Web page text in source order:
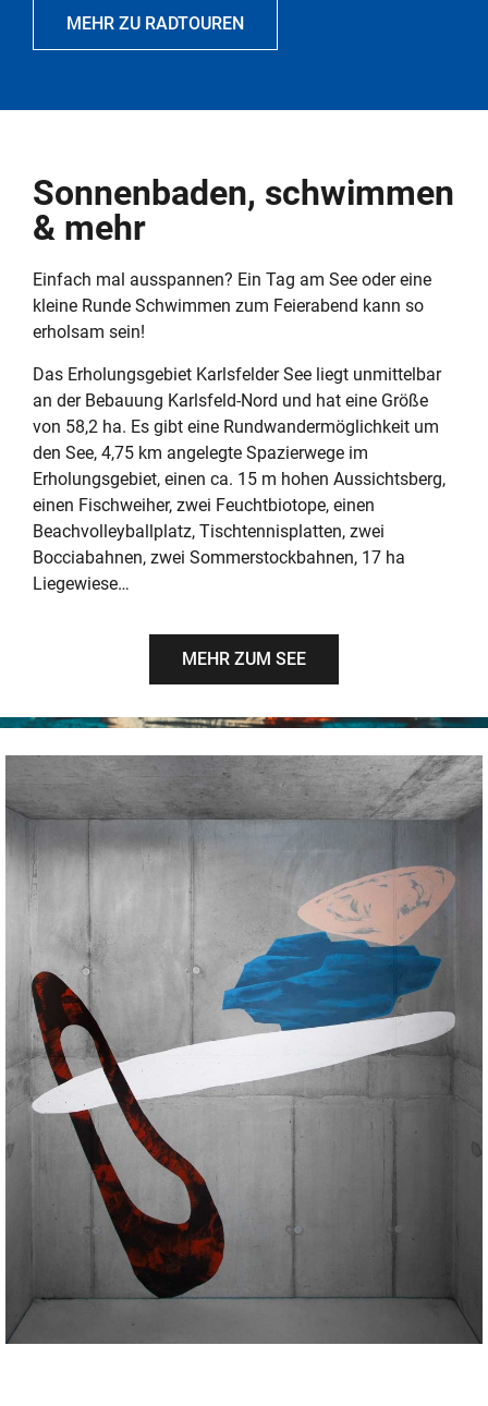
MEHR ZU RADTOUREN
Sonnenbaden, schwimmen
& mehr
Einfach mal ausspannen? Ein Tag am See oder eine
kleine Runde Schwimmen zum Feierabend kann so
erholsam sein!
Das Erholungsgebiet Karlsfelder See liegt unmittelbar
an der Bebauung Karlsfeld-Nord und hat eine Größe
von 58,2 ha. Es gibt eine Rundwandermöglichkeit um
den See, 4,75 km angelegte Spazierwege im
Erholungsgebiet, einen ca. 15 m hohen Aussichtsberg,
einen Fischweiher, zwei Feuchtbiotope, einen
Beachvolleyballplatz, Tischtennisplatten, zwei
Bocciabahnen, zwei Sommerstockbahnen, 17 ha
Liegewiese…
MEHR ZUM SEE